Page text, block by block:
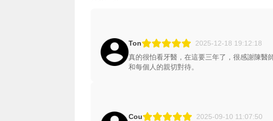
Ton
2025-12-18 19:12:18
真的很怕看牙醫，在這要三年了，很感謝陳醫
和每個人的親切對待。
Cou
2025-09-10 11:07:50